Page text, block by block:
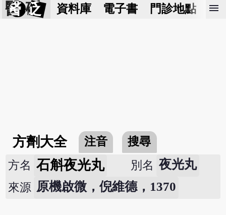
醫 砭 資料庫 電子書 門診地點 預
menu
方劑大全 注音
搜尋
方名 石斛夜光丸 別名 夜光丸
來源 原機啟微，倪維德，1370